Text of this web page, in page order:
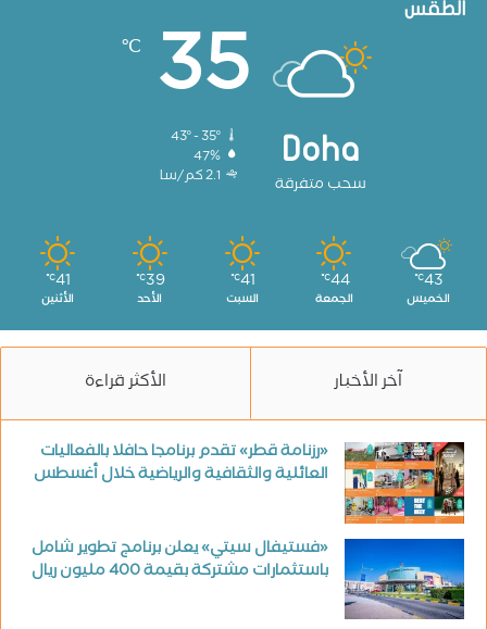
الطقس
Doha
سحب متفرقة
35
℃
47%
2.1 كم/سا
43
℃
الخميس
44
℃
الجمعة
41
℃
السبت
39
℃
الأحد
41
℃
الأثنين
آخر الأخبار الأكثر قراءة
«رزنامة قطر» تقدم برنامجا حافلا بالفعاليات
العائلية والثقافية والرياضية خلال أغسطس
«فستيفال سيتي» يعلن برنامج تطوير شامل
باستثمارات مشتركة بقيمة 400 مليون ريال